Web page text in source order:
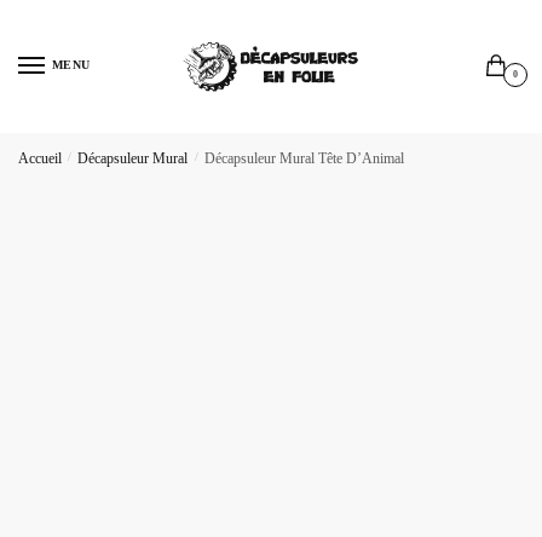
contentMENU
0
Accueil / Décapsuleur Mural / Décapsuleur Mural Tête D’Animal